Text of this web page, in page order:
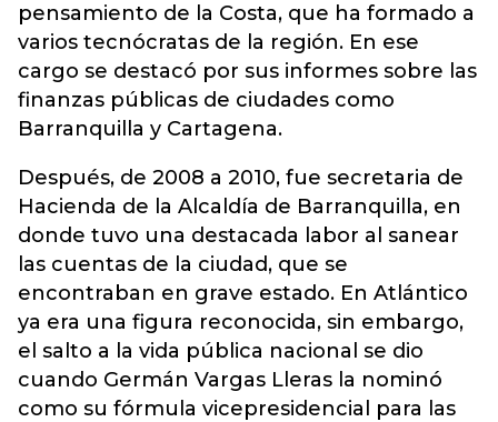
pensamiento de la Costa, que ha formado a
varios tecnócratas de la región. En ese
cargo se destacó por sus informes sobre las
finanzas públicas de ciudades como
Barranquilla y Cartagena.
Después, de 2008 a 2010, fue secretaria de
Hacienda de la Alcaldía de Barranquilla, en
donde tuvo una destacada labor al sanear
las cuentas de la ciudad, que se
encontraban en grave estado. En Atlántico
ya era una figura reconocida, sin embargo,
el salto a la vida pública nacional se dio
cuando Germán Vargas Lleras la nominó
como su fórmula vicepresidencial para las